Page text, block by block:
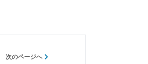
次のページへ